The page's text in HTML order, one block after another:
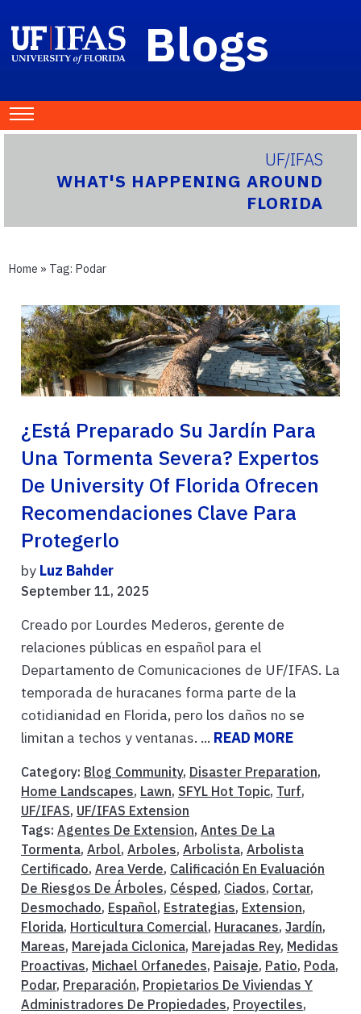
Blogs
UF/IFAS
WHAT'S HAPPENING AROUND
FLORIDA
Home » Tag: Podar
¿Está Preparado Su Jardín Para
Una Tormenta Severa? Expertos
De University Of Florida Ofrecen
Recomendaciones Clave Para
Protegerlo
by Luz Bahder
September 11, 2025
Creado por Lourdes Mederos, gerente de
relaciones públicas en español para el
Departamento de Comunicaciones de UF/IFAS. La
temporada de huracanes forma parte de la
cotidianidad en Florida, pero los daños no se
limitan a techos y ventanas. ... READ MORE
Category: Blog Community, Disaster Preparation,
Home Landscapes, Lawn, SFYL Hot Topic, Turf,
UF/IFAS, UF/IFAS Extension
Tags: Agentes De Extension, Antes De La
Tormenta, Arbol, Arboles, Arbolista, Arbolista
Certificado, Area Verde, Calificación En Evaluación
De Riesgos De Árboles, Césped , Ciados, Cortar,
Desmochado, Español, Estrategias, Extension,
Florida, Horticultura Comercial, Huracanes, Jardín,
Mareas, Marejada Ciclonica, Marejadas Rey, Medidas
Proactivas, Michael Orfanedes, Paisaje, Patio, Poda,
Podar, Preparación, Propietarios De Viviendas Y
Administradores De Propiedades, Proyectiles,